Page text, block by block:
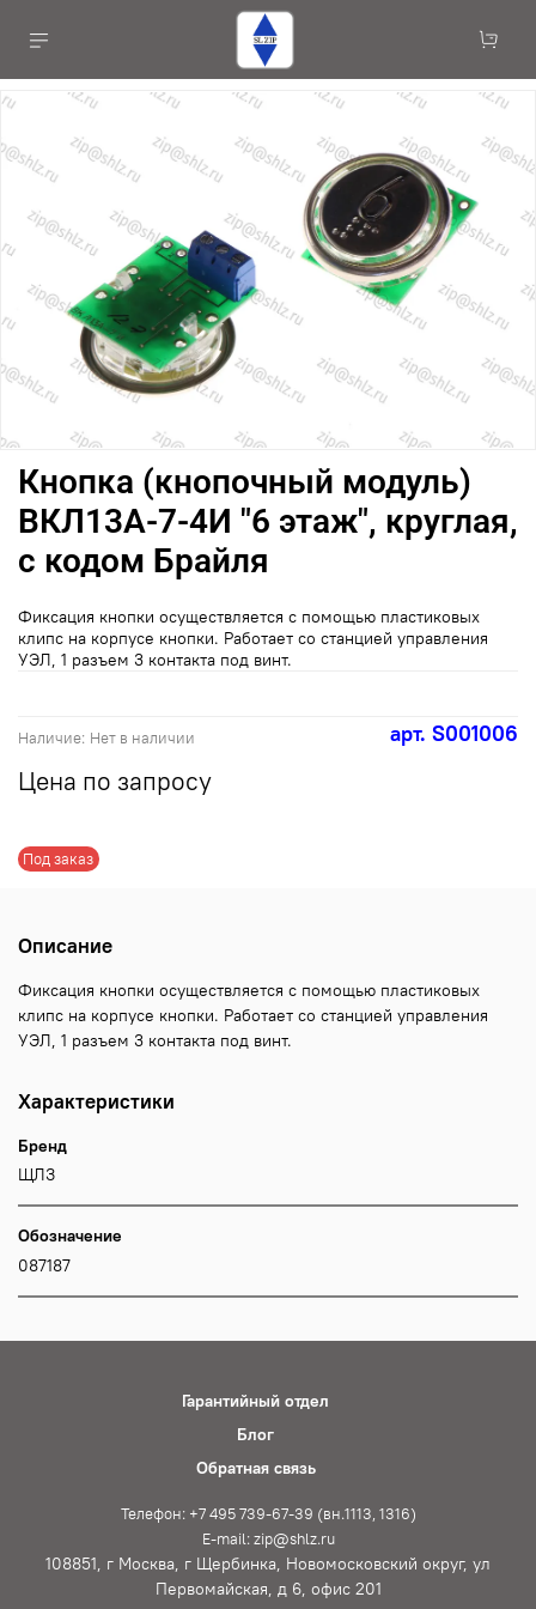
арт. S001006
Наличие: Нет в наличии
Под заказ
Кнопка (кнопочный модуль)
ВКЛ13А-7-4И "6 этаж", круглая,
с кодом Брайля
Цена по запросу
Фиксация кнопки осуществляется с помощью пластиковых
клипс на корпусе кнопки. Работает со станцией управления
УЭЛ, 1 разъем 3 контакта под винт.
Описание
Фиксация кнопки осуществляется с помощью пластиковых
клипс на корпусе кнопки. Работает со станцией управления
УЭЛ, 1 разъем 3 контакта под винт.
Характеристики
Бренд
ЩЛЗ
Обозначение
087187
Гарантийный отдел
Блог
Обратная связь
Телефон: +7 495 739-67-39 (вн.1113, 1316)
E-mail: zip@shlz.ru
108851, г Москва, г Щербинка, Новомосковский округ, ул
Первомайская, д 6, офис 201